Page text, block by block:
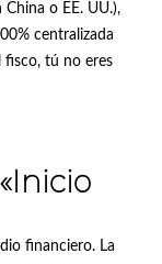
o EE. UU.),
centralizada
fisco, tú no eres
financiero. La